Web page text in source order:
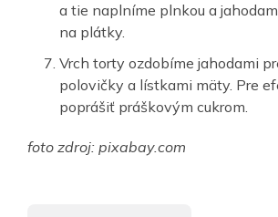
a tie naplníme plnkou a
na plátky.
Vrch torty ozdobíme jahodami
polovičky a lístkami mäty. Pre
poprášiť práškovým cukrom.
foto zdroj: pixabay.com